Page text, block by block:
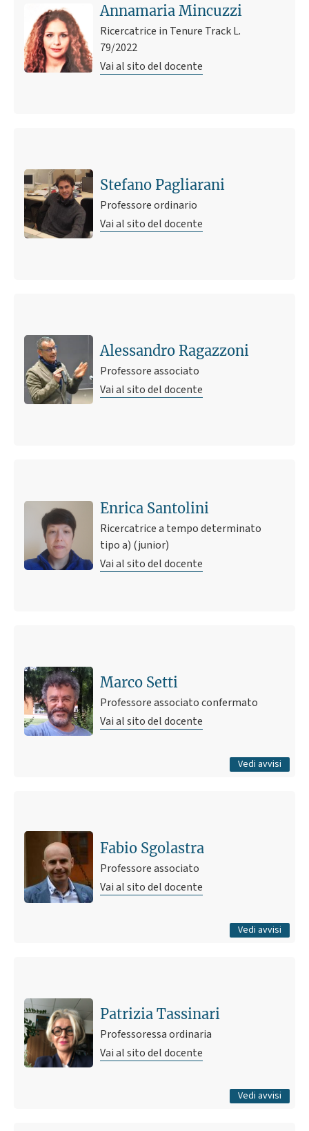
Annamaria Mincuzzi
Ricercatrice in Tenure Track L.
79/2022
Vai al sito del docente
Stefano Pagliarani
Professore ordinario
Vai al sito del docente
Alessandro Ragazzoni
Professore associato
Vai al sito del docente
Enrica Santolini
Ricercatrice a tempo determinato
tipo a) (junior)
Vai al sito del docente
Marco Setti
Professore associato confermato
Vai al sito del docente
Vedi avvisi
18 aprile 2025 15:57
Tutti gli avvisi
Fabio Sgolastra
Professore associato
Vai al sito del docente
Vedi avvisi
17 novembre 2023 11:43
Tutti gli avvisi
Patrizia Tassinari
Professoressa ordinaria
Vai al sito del docente
Vedi avvisi
19 febbraio 2014 14:26
Tutti gli avvisi